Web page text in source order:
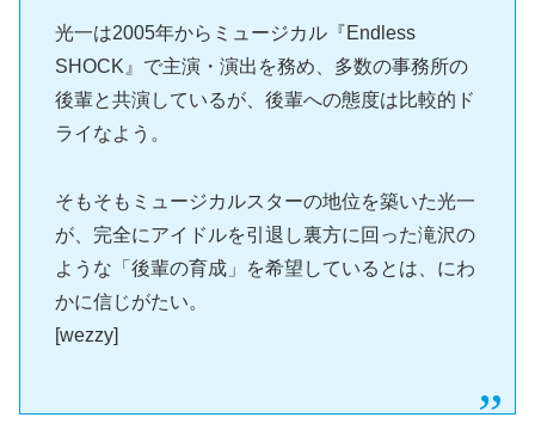
光一は2005年からミュージカル『Endless
SHOCK』で主演・演出を務め、多数の事務所の
後輩と共演しているが、後輩への態度は比較的ド
ライなよう。
そもそもミュージカルスターの地位を築いた光一
が、完全にアイドルを引退し裏方に回った滝沢の
ような「後輩の育成」を希望しているとは、にわ
かに信じがたい。
[wezzy]